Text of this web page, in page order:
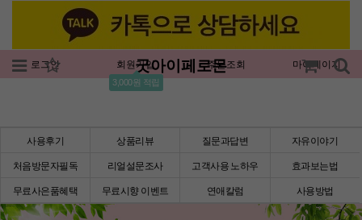
로그인 회원가입
3,000원 적립
주문조회 마이페이지
굿아이페로몬
사용후기 상품리뷰 질문과답변 자유이야기
처음방문자필독 리얼설문조사 고객사용 노하우 효과보는법
무료사은품혜택 무료시향 이벤트 연애칼럼 사용방법